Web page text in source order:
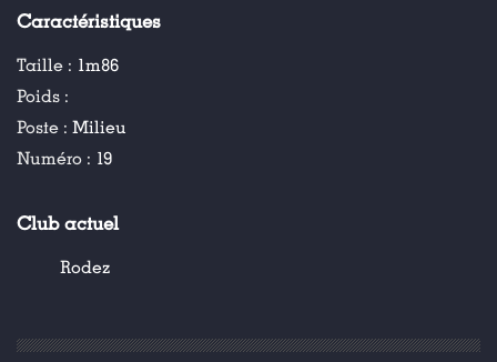
Caractéristiques
Taille : 1m86
Poids :
Poste : Milieu
Numéro : 19
Club actuel
Rodez